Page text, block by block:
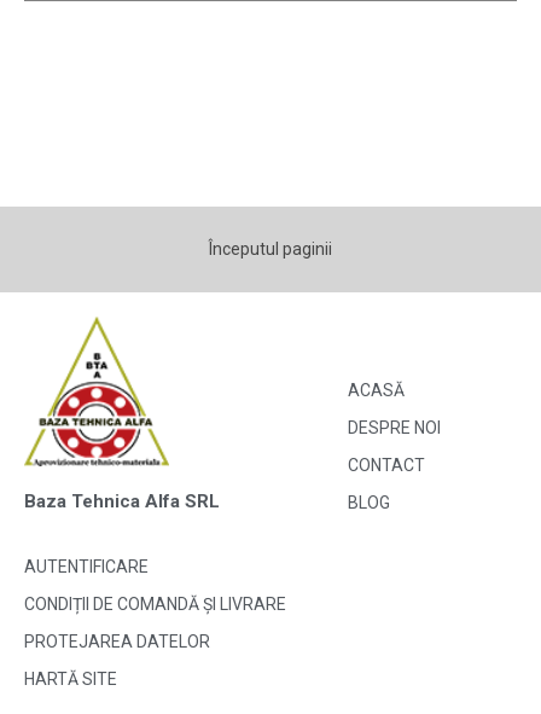
Începutul paginii
Baza Tehnica Alfa SRL
ACASĂ
DESPRE NOI
CONTACT
BLOG
AUTENTIFICARE
CONDIȚII DE COMANDĂ ȘI LIVRARE
PROTEJAREA DATELOR
HARTĂ SITE